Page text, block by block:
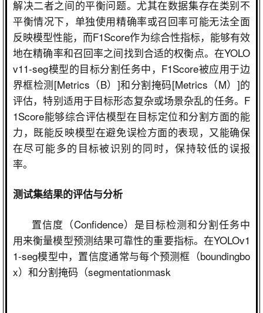
解决二者之间的平衡问题。尤其在数据集存在类别不
平衡情况下，单独使用精确率或召回率可能无法全面
反映模型性能，而F1Score作为综合性指标，能够有效
地在精确率和召回率之间找到合适的权衡点。在YOLO
v11-seg模型的目标分割任务中， F1Score被应用于边
界框检测[Metrics （B） ]和分割掩码[Metrics （M） ]的
评估，特别适用于目标形态复杂或场景杂乱的任务。 F
1Score能够综合评估模型在目标定位和分割方面的能
力，既能反映模型在避免误检方面的表现，又能确保
在尽可能多的目标被识别的同时，保持较低的误报
率。
测试集结果的评估与分析
置信度（Confidence）是目标检测和分割任务中
用来衡量模型预测结果可靠性的重要指标。在YOLOv1
1-seg模型中，置信度通常与每个预测框（boundingbo
x）和分割掩码（segmentationmask